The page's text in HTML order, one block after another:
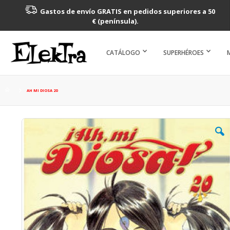
Gastos de envío GRATIS en pedidos superiores a 50
€ (península).
CATÁLOGO SUPERHÉROES
AH MI DIOSA 20
Saltar
la
galería